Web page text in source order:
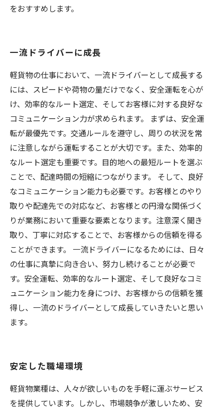
をおすすめします。
一流ドライバーに成長
軽貨物の仕事において、一流ドライバーとして成長する
には、スピードや荷物の量だけでなく、安全運転を心が
け、効率的なルート選定、そしてお客様に対する良好な
コミュニケーション力が求められます。 まずは、安全運
転が最優先です。交通ルールを遵守し、周りの状況を常
に注意しながら運転することが大切です。また、効率的
なルート選定も重要です。目的地への最短ルートを選ぶ
ことで、配達時間の短縮につながります。 そして、良好
なコミュニケーション能力も必要です。お客様とのやり
取りや配達先での対応など、お客様との円滑な関係づく
りが業務において重要な要素となります。注意深く聞き
取り、丁寧に対応することで、お客様からの信頼を得る
ことができます。 一流ドライバーになるためには、日々
の仕事に真摯に向き合い、努力し続けることが必要で
す。安全運転、効率的なルート選定、そして良好なコミ
ュニケーション能力を身につけ、お客様からの信頼を獲
得し、一流のドライバーとして成長していきたいと思い
ます。
安定した職場環境
軽貨物業種は、人々が欲しいものを手軽に運ぶサービス
を提供しています。しかし、市場競争が激しいため、安